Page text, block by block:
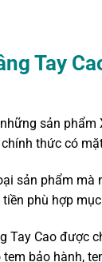
Tay
sản phẩm
thức có
sản phẩm
phù hợp
Tay Cao được
bảo hành,